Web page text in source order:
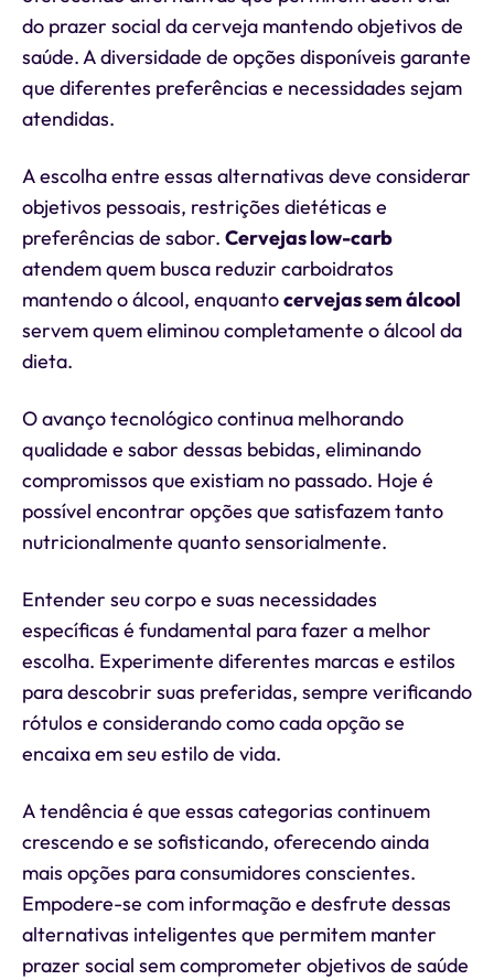
do prazer social da cerveja mantendo objetivos de
saúde. A diversidade de opções disponíveis garante
que diferentes preferências e necessidades sejam
atendidas.
A escolha entre essas alternativas deve considerar
objetivos pessoais, restrições dietéticas e
preferências de sabor. Cervejas low-carb
atendem quem busca reduzir carboidratos
mantendo o álcool, enquantocervejas sem álcool
servem quem eliminou completamente o álcool da
dieta.
O avanço tecnológico continua melhorando
qualidade e sabor dessas bebidas, eliminando
compromissos que existiam no passado. Hoje é
possível encontrar opções que satisfazem tanto
nutricionalmente quanto sensorialmente.
Entender seu corpo e suas necessidades
específicas é fundamental para fazer a melhor
escolha. Experimente diferentes marcas e estilos
para descobrir suas preferidas, sempre verificando
rótulos e considerando como cada opção se
encaixa em seu estilo de vida.
A tendência é que essas categorias continuem
crescendo e se sofisticando, oferecendo ainda
mais opções para consumidores conscientes.
Empodere-se com informação e desfrute dessas
alternativas inteligentes que permitem manter
prazer social sem comprometer objetivos de saúde